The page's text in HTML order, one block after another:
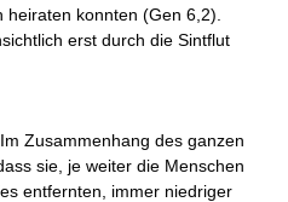
konnten (Gen 6,2).
erst durch die Sintflut
Zusammenhang des ganzen
sie, je weiter die Menschen
entfernten, immer niedriger